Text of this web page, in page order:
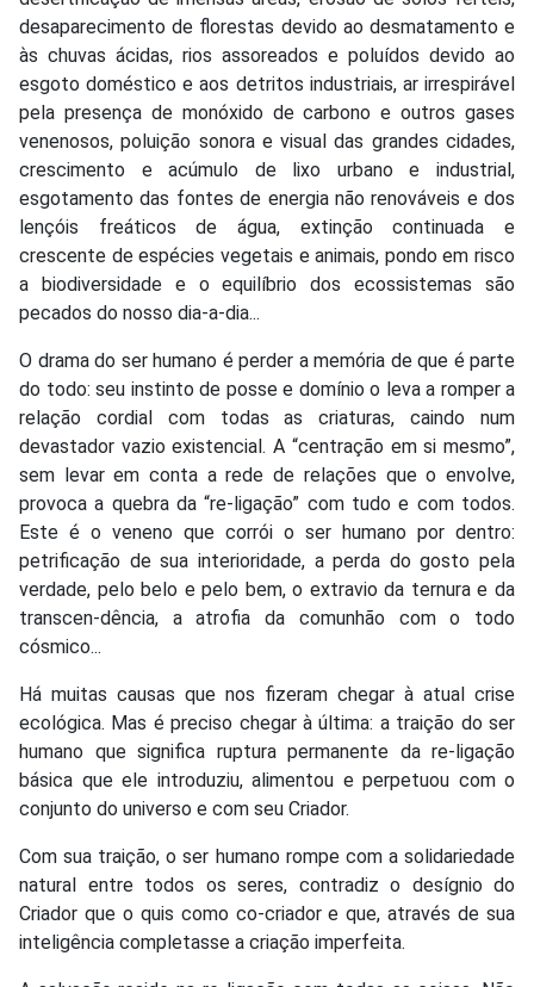
desaparecimento de florestas devido ao desmatamento e
às chuvas ácidas, rios assoreados e poluídos devido ao
esgoto doméstico e aos detritos industriais, ar irrespirável
pela presença de monóxido de carbono e outros gases
venenosos, poluição sonora e visual das grandes cidades,
crescimento e acúmulo de lixo urbano e industrial,
esgotamento das fontes de energia não renováveis e dos
lençóis freáticos de água, extinção continuada e
crescente de espécies vegetais e animais, pondo em risco
a biodiversidade e o equilíbrio dos ecossistemas são
pecados do nosso dia-a-dia...
O drama do ser humano é perder a memória de que é parte
do todo: seu instinto de posse e domínio o leva a romper a
relação cordial com todas as criaturas, caindo num
devastador vazio existencial. A “centração em si mesmo”,
sem levar em conta a rede de relações que o envolve,
provoca a quebra da “re-ligação” com tudo e com todos.
Este é o veneno que corrói o ser humano por dentro:
petrificação de sua interioridade, a perda do gosto pela
verdade, pelo belo e pelo bem, o extravio da ternura e da
transcen-dência, a atrofia da comunhão com o todo
cósmico...
Há muitas causas que nos fizeram chegar à atual crise
ecológica. Mas é preciso chegar à última: a traição do ser
humano que significa ruptura permanente da re-ligação
básica que ele introduziu, alimentou e perpetuou com o
conjunto do universo e com seu Criador.
Com sua traição, o ser humano rompe com a solidariedade
natural entre todos os seres, contradiz o desígnio do
Criador que o quis como co-criador e que, através de sua
inteligência completasse a criação imperfeita.